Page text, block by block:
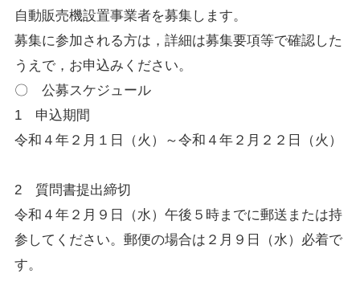
自動販売機設置事業者を募集します。
募集に参加される方は，詳細は募集要項等で確認した
うえで，お申込みください。
〇 公募スケジュール
1 申込期間
令和４年２月１日（火）～令和４年２月２２日（火）
2 質問書提出締切
令和４年２月９日（水）午後５時までに郵送または持
参してください。郵便の場合は２月９日（水）必着で
す。